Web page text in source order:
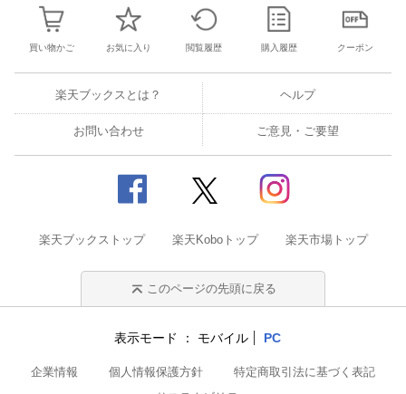
買い物かご お気に入り 閲覧履歴 購入履歴 クーポン
楽天ブックスとは？ ヘルプ
お問い合わせ ご意見・ご要望
楽天ブックストップ 楽天Koboトップ 楽天市場トップ
このページの先頭に戻る
表示モード モバイル PC
企業情報 個人情報保護方針
特定商取引法に基づく表記